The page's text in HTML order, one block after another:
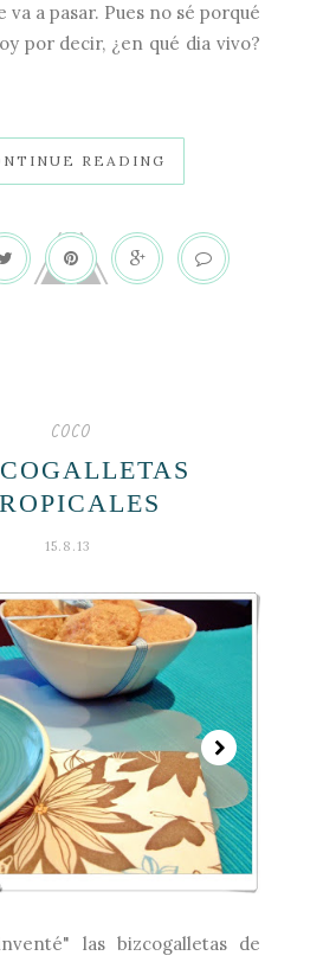
a pasar. Pues no sé porqué
por decir, ¿en qué dia vivo?
READING
coco
15.8.13
las bizcogalletas de